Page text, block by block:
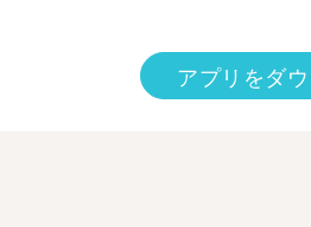
アプリをダ